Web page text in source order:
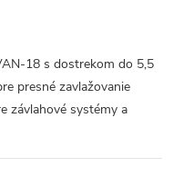
18 s dostrekom do 5,5
presné zavlažovanie
závlahové systémy a